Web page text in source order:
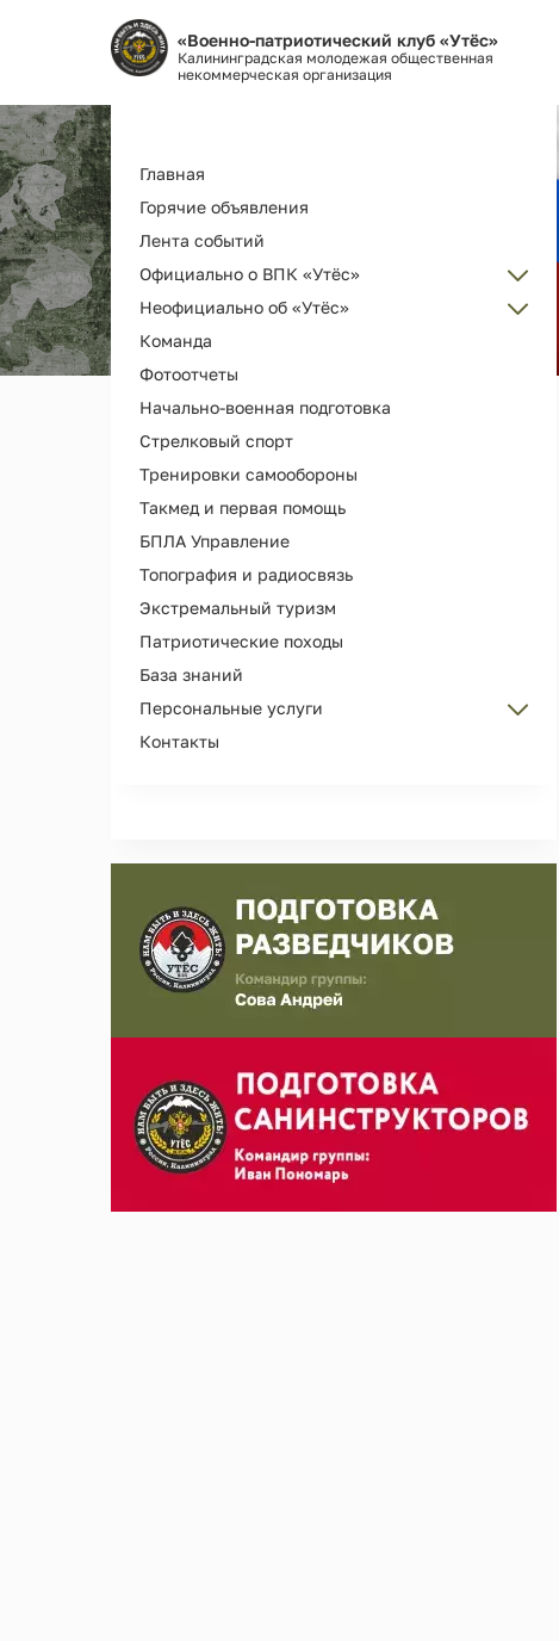
«Военно-патриотический клуб «Утёс»
Калининградская молодежая общественная
некоммерческая организация
Основная
навигация
Главная
Горячие объявления
Лента событий
Официально о ВПК «Утёс»
Администрация
Об организации ВПК «Утёс»
Как вступить
Наша деятельность и услуги
История РГ "Утёс"
Как помочь
Неофициально об «Утёс»
Наш клуб ВПК "Утёс"
Награды и дипломы
Наши выпускники
Мерч и сувениры
Видео
Библиотека клуба
Команда
Фотоотчеты
Начально-военная подготовка
Стрелковый спорт
Тренировки самообороны
Такмед и первая помощь
БПЛА Управление
Топография и радиосвязь
Экстремальный туризм
Патриотические походы
База знаний
Персональные услуги
Персональные тренировки
Контакты